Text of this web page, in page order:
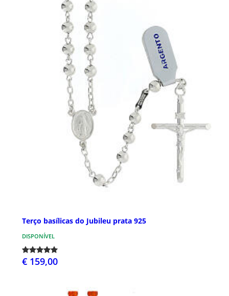
Terço basílicas do Jubileu prata 925
DISPONÍVEL
€ 159,00